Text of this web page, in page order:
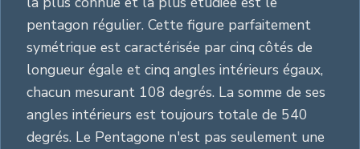
pentagon régulier. Cette figure parfaitement
symétrique est caractérisée par cinq côtés de
longueur égale et cinq angles intérieurs égaux,
chacun mesurant 108 degrés. La somme de ses
angles intérieurs est toujours totale de 540
degrés. Le Pentagone n'est pas seulement une